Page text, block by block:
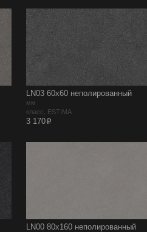
LN03 60х60 неполированный
мм
класс, ESTIMA
3 170p
LN00 80х160 неполированный